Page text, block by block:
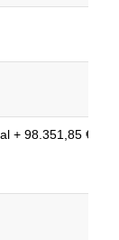
+ 98.351,85 € de